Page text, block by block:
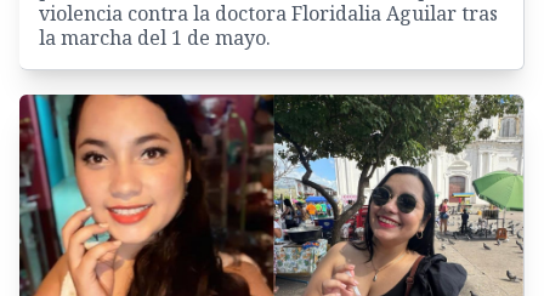
violencia contra la doctora Floridalia Aguilar tras
la marcha del 1 de mayo.